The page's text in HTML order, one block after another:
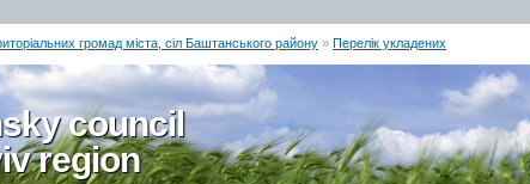
громад міста, сіл Баштанського району » Перелік укладених
council
region